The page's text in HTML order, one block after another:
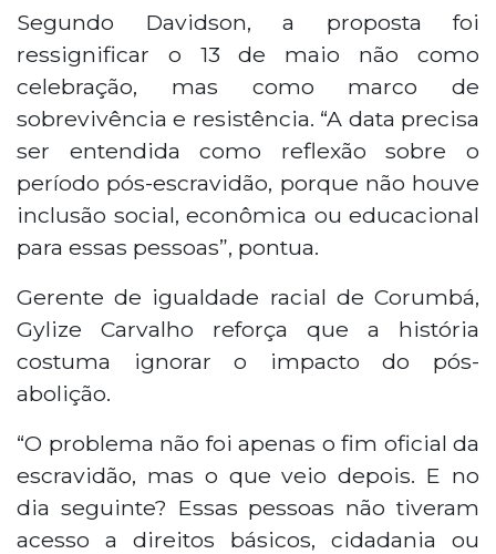
Segundo Davidson, a proposta foi
ressignificar o 13 de maio não como
celebração, mas como marco de
sobrevivência e resistência. “A data precisa
ser entendida como reflexão sobre o
período pós-escravidão, porque não houve
inclusão social, econômica ou educacional
para essas pessoas”, pontua.
Gerente de igualdade racial de Corumbá,
Gylize Carvalho reforça que a história
costuma ignorar o impacto do pós-
abolição.
“O problema não foi apenas o fim oficial da
escravidão, mas o que veio depois. E no
dia seguinte? Essas pessoas não tiveram
acesso a direitos básicos, cidadania ou